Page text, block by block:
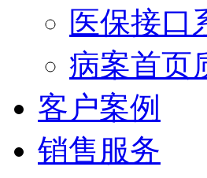
医保接口
病案首页
客户案例
销售服务